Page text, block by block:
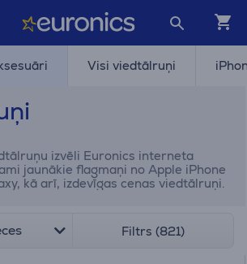
Visi viedtālruņi
izvēli Euronics interneta
jaunākie flagmaņi no Apple iPhone
kā arī, izdevīgas cenas viedtālruņi.
Filtrs (821)